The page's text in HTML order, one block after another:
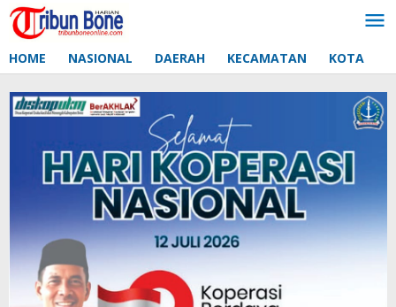
Lewati
ke
HOME NASIONAL DAERAH KECAMATAN KOTA